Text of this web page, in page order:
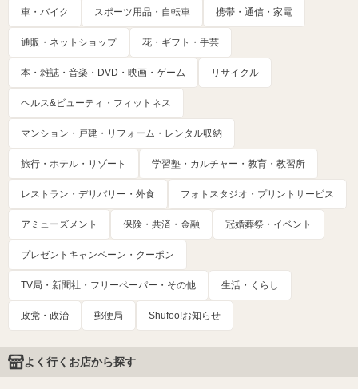
車・バイク スポーツ用品・自転車 携帯・通信・家電
通販・ネットショップ 花・ギフト・手芸
本・雑誌・音楽・DVD・映画・ゲーム リサイクル
ヘルス&ビューティ・フィットネス
マンション・戸建・リフォーム・レンタル収納
旅行・ホテル・リゾート 学習塾・カルチャー・教育・教習所
レストラン・デリバリー・外食 フォトスタジオ・プリントサービス
アミューズメント 保険・共済・金融 冠婚葬祭・イベント
プレゼントキャンペーン・クーポン
TV局・新聞社・フリーペーパー・その他 生活・くらし
政党・政治 郵便局 Shufoo!お知らせ
よく行くお店から探す